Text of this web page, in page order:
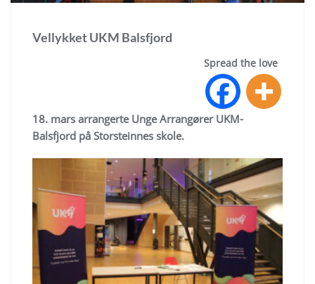
Vellykket UKM Balsfjord
Spread the love
18. mars arrangerte Unge Arrangører UKM-
Balsfjord på Storsteinnes skole.